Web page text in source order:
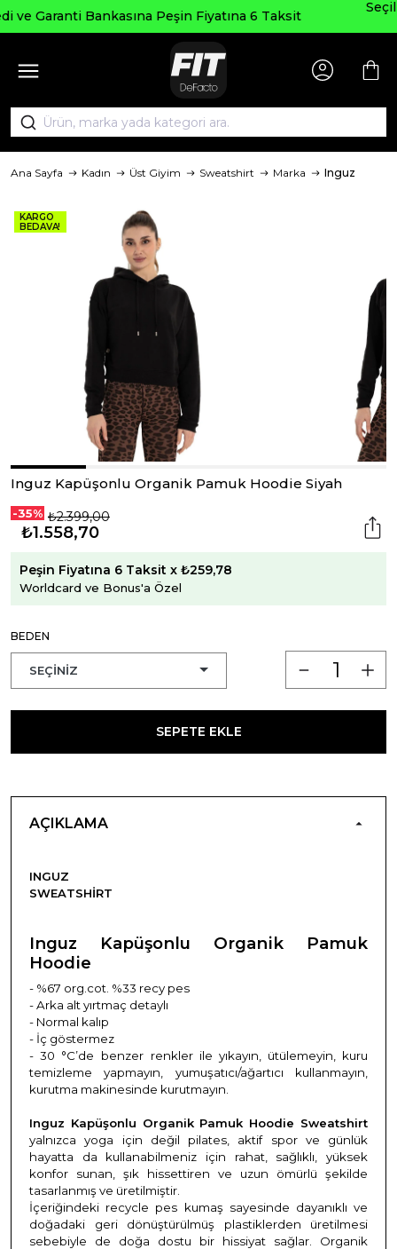
Fiyatına 6 Taksit
Seçili Ürünlerde ₺2000 Üzeri
AGUSTOS200
Ana Sayfa Kadın Üst Giyim Sweatshirt Marka Inguz
KARGO
BEDAVA!
Inguz Kapüşonlu Organik Pamuk Hoodie Siyah
-35% ₺2.399,00
₺1.558,70
Peşin Fiyatına 6 Taksit x ₺259,78
Worldcard ve Bonus'a Özel
BEDEN
SEPETE EKLE
AÇIKLAMA
INGUZ
SWEATSHIRT
Inguz Kapüşonlu Organik Pamuk
Hoodie
- %67 org.cot. %33 recy pes
- Arka alt yırtmaç detaylı
- Normal kalıp
- İç göstermez
- 30 °C’de
benzer renkler ile yıkayın, ütülemeyin, kuru
temizleme yapmayın, yumuşatıcı/ağartıcı kullanmayın,
kurutma makinesinde kurutmayın.
Inguz Kapüşonlu Organik Pamuk Hoodie Sweatshirt
yalnızca yoga için değil pilates, aktif spor ve günlük
hayatta da kullanabilmeniz için rahat, sağlıklı, yüksek
konfor sunan, şık hissettiren ve uzun ömürlü şekilde
tasarlanmış ve üretilmiştir.
İçeriğindeki recycle pes kumaş sayesinde dayanıklı ve
doğadaki geri dönüştürülmüş plastiklerden üretilmesi
sebebiyle de doğa dostu bir hissiyat sağlar. Organik